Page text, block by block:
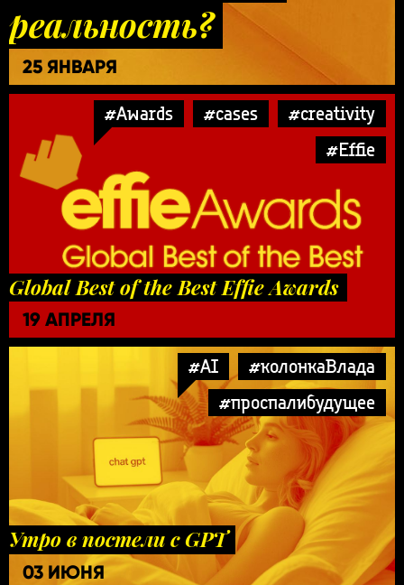
реальность?
25 ЯНВАРЯ
#Awards #cases
#creativity
#Effie
Global Best of the Best Effie Awards
19 АПРЕЛЯ
#AI
#колонкаВлада
#проспалибудущее
Утро в постели с GPT
03 ИЮНЯ